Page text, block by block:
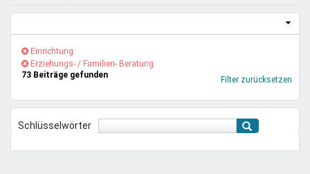
Mentoren & Projekte
Demokratie & Beteiligung
(-) Einrichtung-
Filter
entfernen
Einrichtung
(-) Erziehungs-
/
Beratung-
entfernen
Erziehungs- / Familien- Beratung
Filter zurücksetzen
73 Beiträge gefunden
Schlüsselwörter